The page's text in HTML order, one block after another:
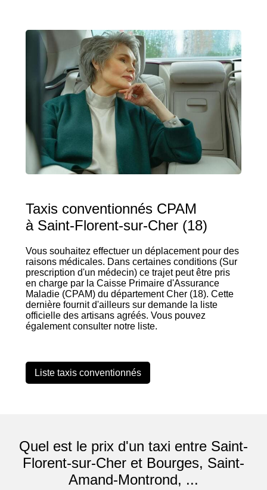
Taxis conventionnés CPAM
à Saint-Florent-sur-Cher (18)
Vous souhaitez effectuer un déplacement pour des
raisons médicales. Dans certaines conditions (Sur
prescription d'un médecin) ce trajet peut être pris
en charge par la Caisse Primaire d'Assurance
Maladie (CPAM) du département Cher (18). Cette
dernière fournit d'ailleurs sur demande la liste
officielle des artisans agréés. Vous pouvez
également consulter notre liste.
Liste taxis conventionnés
Quel est le prix d'un taxi entre Saint-
Florent-sur-Cher et Bourges, Saint-
Amand-Montrond, ...